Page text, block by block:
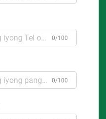
0/100
0/100